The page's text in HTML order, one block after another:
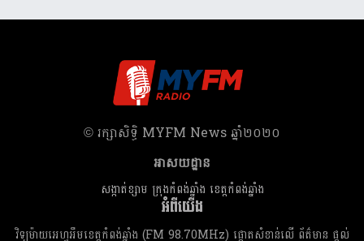
​© រក្សា​សិទ្ធិ​ MYFM News ឆ្នាំ​២០២០
អាសយដ្ឋាន
សង្កាត់ខ្សាម ក្រុងកំពង់ឆ្នាំង ខេត្តកំពង់ឆ្នាំង
អំពីយើង
វិទ្យុម៉ាយអេហ្វអឹមខេត្តកំពង់ឆ្នាំង (FM 98.70MHz) ផ្តោតសំខាន់លើ ព័ត៌មាន ផ្តល់